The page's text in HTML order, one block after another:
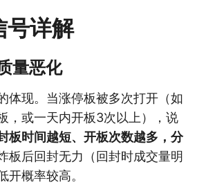
号详解
量恶化
体现。当涨停板被多次打开（如
，或一天内开板3次以上），说
板时间越短、开板次数越多，分
板后回封无力（回封时成交量明
开概率较高。